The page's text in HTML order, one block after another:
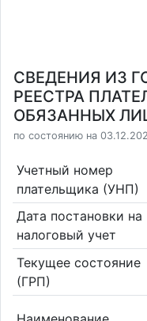
СВЕДЕНИЯ ИЗ
РЕЕСТРА
ОБЯЗАННЫХ
по состоянию на
Учетный номер
плательщика (УНП)
Дата постановки на
налоговый учет
Текущее состояние
(ГРП)